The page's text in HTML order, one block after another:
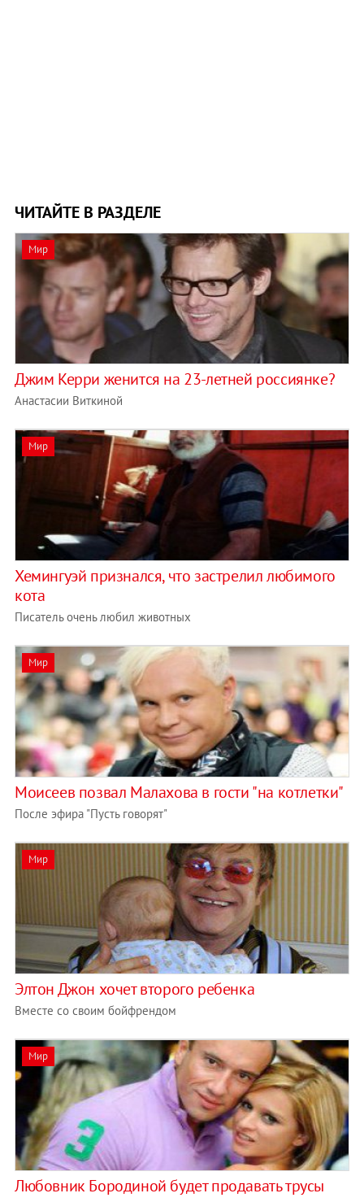
ЧИТАЙТЕ В РАЗДЕЛЕ
Мир
Джим Керри женится на 23-летней россиянке?
Анастасии Виткиной
Мир
Хемингуэй признался, что застрелил любимого
кота
Писатель очень любил животных
Мир
Моисеев позвал Малахова в гости "на котлетки"
После эфира "Пусть говорят"
Мир
Элтон Джон хочет второго ребенка
Вместе со своим бойфрендом
Мир
Любовник Бородиной будет продавать трусы